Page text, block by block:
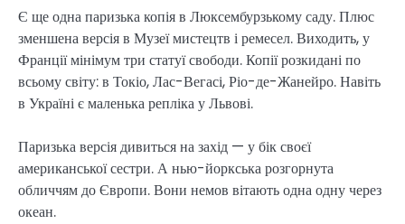
Є ще одна паризька копія в Люксембурзькому саду. Плюс
зменшена версія в Музеї мистецтв і ремесел. Виходить, у
Франції мінімум три статуї свободи. Копії розкидані по
всьому світу: в Токіо, Лас-Вегасі, Ріо-де-Жанейро. Навіть
в Україні є маленька репліка у Львові.
Паризька версія дивиться на захід — у бік своєї
американської сестри. А нью-йоркська розгорнута
обличчям до Європи. Вони немов вітають одна одну через
океан.